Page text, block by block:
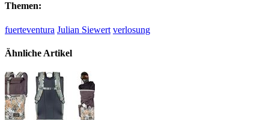
Themen:
fuerteventura Julian Siewert verlosung
Ähnliche Artikel